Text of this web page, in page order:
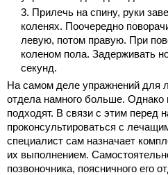
Прилечь на спину, руки
коленях. Поочередно
левую, потом правую. При
коленом пола. Задерживать
секунд.
На самом деле упражнений для
отдела намного больше. Однако
подходят. В связи с этим перед
проконсультироваться с
специалист сам назначает
их выполнением.
позвоночника, поясничного его